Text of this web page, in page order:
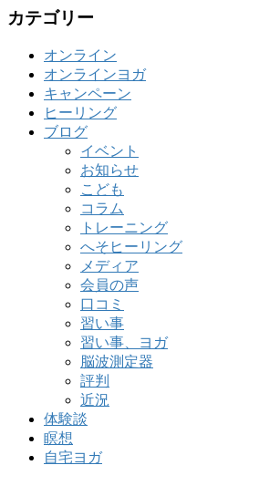
カテゴリー
オンライン
オンラインヨガ
キャンペーン
ヒーリング
ブログ
イベント
お知らせ
こども
コラム
トレーニング
へそヒーリング
メディア
会員の声
口コミ
習い事
習い事、ヨガ
脳波測定器
評判
近況
体験談
瞑想
自宅ヨガ